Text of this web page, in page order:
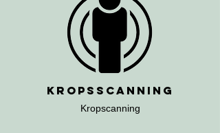
Kropsscanning
Kropscanning